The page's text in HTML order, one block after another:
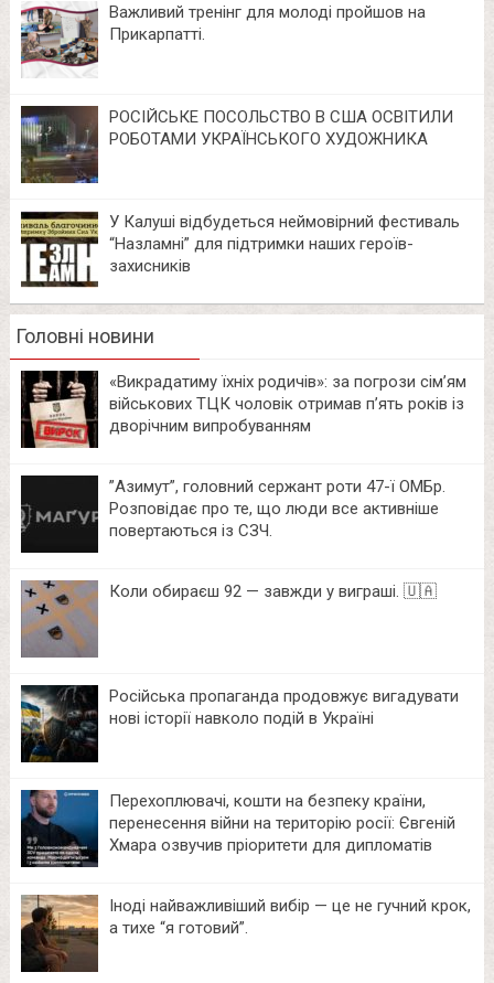
Важливий тренінг для молоді пройшов на
Прикарпатті.
РОСІЙСЬКЕ ПОСОЛЬСТВО В США ОСВІТИЛИ
РОБОТАМИ УКРАЇНСЬКОГО ХУДОЖНИКА
У Калуші відбудеться неймовірний фестиваль
“Назламні” для підтримки наших героїв-
захисників
Головні новини
«Викрадатиму їхніх родичів»: за погрози сім’ям
військових ТЦК чоловік отримав п’ять років із
дворічним випробуванням
⁨”Азимут”, головний сержант роти 47-ї ОМБр.
Розповідає про те, що люди все активніше
повертаються із СЗЧ.
Коли обираєш 92 — завжди у виграші. 🇺🇦
Російська пропаганда продовжує вигадувати
нові історії навколо подій в Україні
Перехоплювачі, кошти на безпеку країни,
перенесення війни на територію росії: Євгеній
Хмара озвучив пріоритети для дипломатів
Іноді найважливіший вибір — це не гучний крок,
а тихе “я готовий”.